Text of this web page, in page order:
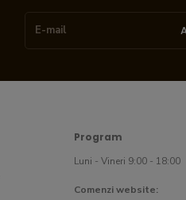
Program
Luni - Vineri 9:00 - 18:00
Comenzi website: